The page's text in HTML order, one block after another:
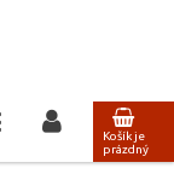
Košík je
prázdný